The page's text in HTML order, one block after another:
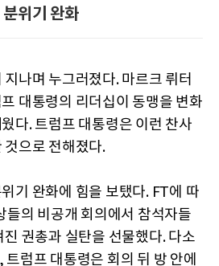
위기 완화
나며 누그러졌다. 마르크 뤼터
대통령의 리더십이 동맹을 변화
다. 트럼프 대통령은 이런 찬사
것으로 전해졌다.
기 완화에 힘을 보탰다. FT에 따
들의 비공개 회의에서 참석자들
권총과 실탄을 선물했다. 다소
럼프 대통령은 회의 뒤 방 안에